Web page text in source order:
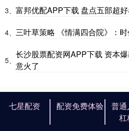
3、 富邦优配APP下载 盘点五部超
4、 三叶草策略 《情满四合院》：
5、
长沙股票配资网APP下载 资本
意火了
七星配资 配资免费体验
普
杠